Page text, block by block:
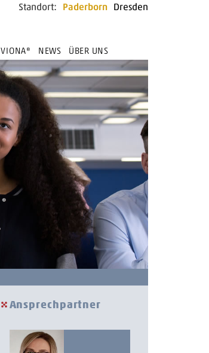
VIONA® NEWS
ÜBER UNS
Standort: Paderborn Dresden
Ansprechpartner